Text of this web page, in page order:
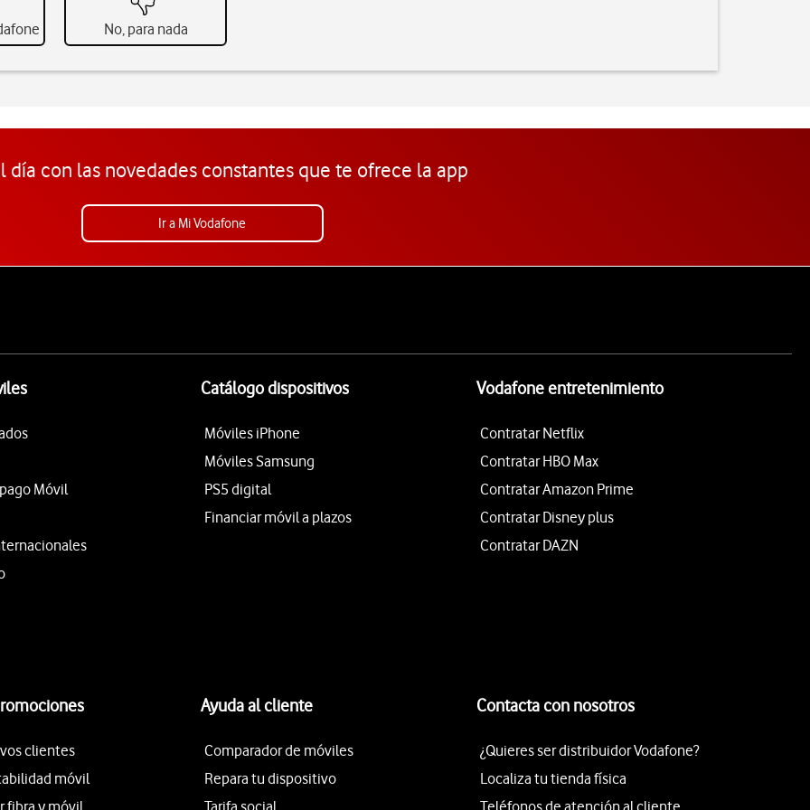
No, para nada
día con las novedades constantes que te ofrece la app
Ir a Mi Vodafone
Móvil
Catálogo dispositivos
Móviles iPhone
Móviles Samsung
PS5 digital
Financiar móvil a plazos
Vodafone entretenimiento
Contratar Netflix
Contratar HBO Max
Contratar Amazon Prime
Contratar Disney plus
Contratar DAZN
clientes
móvil
fibra y móvil
Ayuda al cliente
Comparador de móviles
Repara tu dispositivo
Tarifa social
Contacta con nosotros
¿Quieres ser distribuidor Vodafone?
Localiza tu tienda física
Teléfonos de atención al cliente